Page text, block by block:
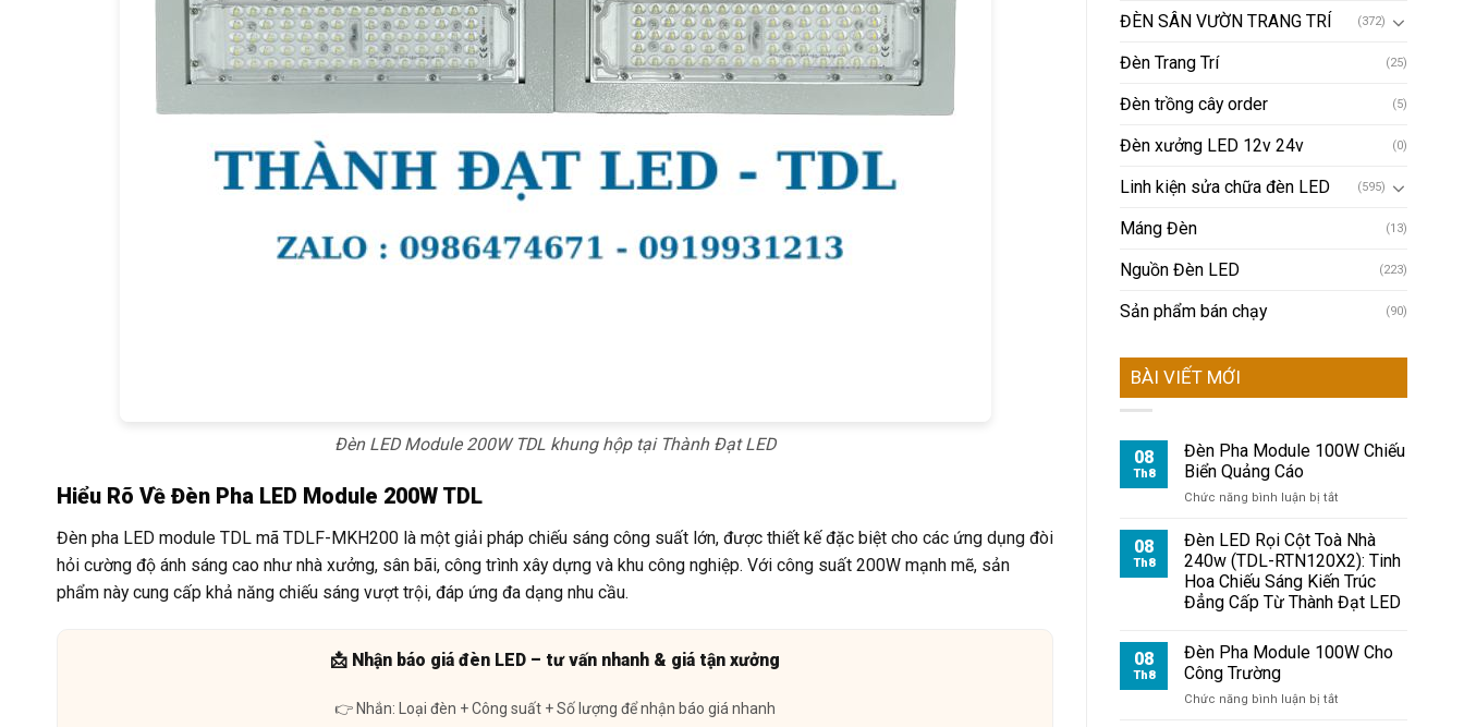
Đèn LED Module 200W TDL khung hộp tại Thành Đạt LED
Hiểu Rõ Về Đèn Pha LED Module 200W TDL
Đèn pha LED module TDL mã TDLF-MKH200 là một giải pháp chiếu sáng công suất lớn, được thiết kế đặc biệt cho các ứng dụng đòi
hỏi cường độ ánh sáng cao như nhà xưởng, sân bãi, công trình xây dựng và khu công nghiệp. Với công suất 200W mạnh mẽ, sản
phẩm này cung cấp khả năng chiếu sáng vượt trội, đáp ứng đa dạng nhu cầu.
📩 Nhận báo giá đèn LED – tư vấn nhanh & giá tận xưởng
👉 Nhắn: Loại đèn + Công suất + Số lượng để nhận báo giá nhanh
ĐÈN SÂN VƯỜN TRANG TRÍ (372)
Đèn Trang Trí (25)
Đèn trồng cây order (5)
Đèn xưởng LED 12v 24v (0)
Linh kiện sửa chữa đèn LED (595)
Máng Đèn (13)
Nguồn Đèn LED (223)
Sản phẩm bán chạy (90)
BÀI VIẾT MỚI
08
Th8
Đèn Pha Module 100W Chiếu
Biển Quảng Cáo
Chức năng bình luận bị tắt
Pha
Module
100W
Chiếu
Biển
Cáo
08
Th8
Đèn LED Rọi Cột Toà Nhà
240w (TDL-RTN120X2): Tinh
Hoa Chiếu Sáng Kiến Trúc
Đẳng Cấp Từ Thành Đạt LED
08
Th8
Đèn Pha Module 100W Cho
Công Trường
Chức năng bình luận bị tắt